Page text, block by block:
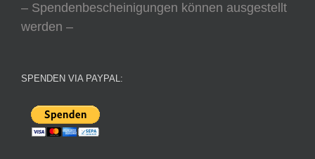
– Spendenbescheinigungen können ausgestellt
werden –
SPENDEN VIA PAYPAL: